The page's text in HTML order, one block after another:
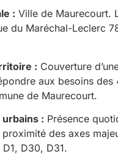
: Ville de Maurecourt.
du Maréchal-Leclerc
: Couverture
aux besoins des
de Maurecourt.
: Présence
des axes
D30, D31.